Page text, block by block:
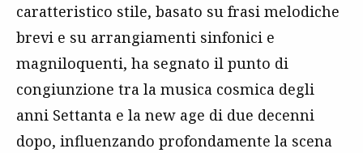
caratteristico stile, basato su frasi melodiche
brevi e su arrangiamenti sinfonici e
magniloquenti, ha segnato il punto di
congiunzione tra la musica cosmica degli
anni Settanta e la new age di due decenni
dopo, influenzando profondamente la scena